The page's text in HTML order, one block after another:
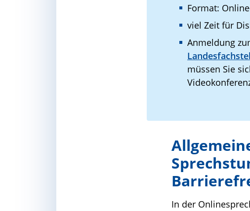
Format:
viel Zeit für
Anmeldung
müssen Sie
In der